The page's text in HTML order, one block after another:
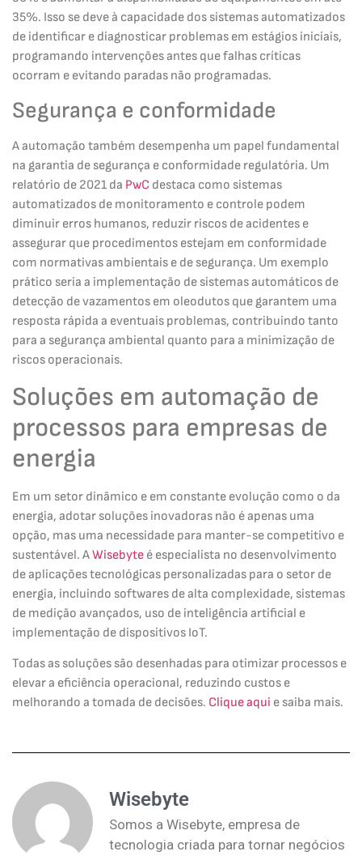
35%. Isso se deve à capacidade dos sistemas automatizados
de identificar e diagnosticar problemas em estágios iniciais,
programando intervenções antes que falhas críticas
ocorram e evitando paradas não programadas.
Segurança e conformidade
A automação também desempenha um papel fundamental
na garantia de segurança e conformidade regulatória. Um
relatório de 2021 da PwC destaca como sistemas
automatizados de monitoramento e controle podem
diminuir erros humanos, reduzir riscos de acidentes e
assegurar que procedimentos estejam em conformidade
com normativas ambientais e de segurança. Um exemplo
prático seria a implementação de sistemas automáticos de
detecção de vazamentos em oleodutos que garantem uma
resposta rápida a eventuais problemas, contribuindo tanto
para a segurança ambiental quanto para a minimização de
riscos operacionais.
Soluções em automação de
processos para empresas de
energia
Em um setor dinâmico e em constante evolução como o da
energia, adotar soluções inovadoras não é apenas uma
opção, mas uma necessidade para manter-se competitivo e
sustentável. AWisebyte é especialista no desenvolvimento
de aplicações tecnológicas personalizadas para o setor de
energia, incluindo softwares de alta complexidade, sistemas
de medição avançados, uso de inteligência artificial e
implementação de dispositivos IoT.
Todas as soluções são desenhadas para otimizar processos e
elevar a eficiência operacional, reduzindo custos e
melhorando a tomada de decisões. Clique aqui e saiba mais.
Wisebyte
Somos a Wisebyte, empresa de
tecnologia criada para tornar negócios